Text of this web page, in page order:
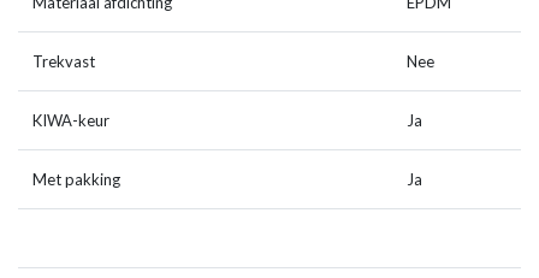
Trekvast Nee
KIWA-keur Ja
Met pakking Ja